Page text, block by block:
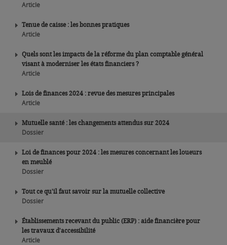
Article
Tenue de caisse : les bonnes pratiques
Article
Quels sont les impacts de la réforme du plan comptable général
visant à moderniser les états financiers ?
Article
Lois de finances 2024 : revue des mesures principales
Article
Mutuelle santé : les changements attendus sur 2024
Dossier
Loi de finances pour 2024 : les mesures concernant les loueurs
en meublé
Dossier
Tout ce qu'il faut savoir sur la mutuelle collective
Dossier
Établissements recevant du public (ERP) : aide financière pour
les travaux d'accessibilité
Article